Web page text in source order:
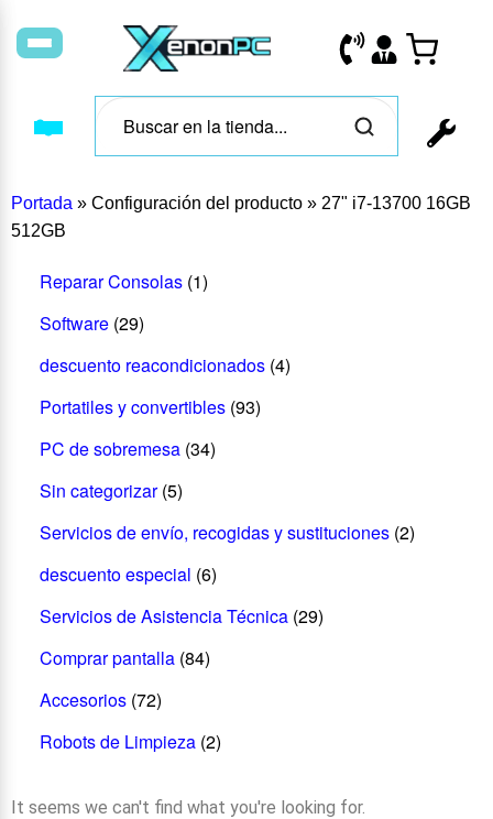
Portada » Configuración del producto » 27" i7-13700 16GB
512GB
Reparar Consolas (1)
Software (29)
descuento reacondicionados (4)
Portatiles y convertibles (93)
PC de sobremesa (34)
Sin categorizar (5)
Servicios de envío, recogidas y sustituciones (2)
descuento especial (6)
Servicios de Asistencia Técnica (29)
Comprar pantalla (84)
Accesorios (72)
Robots de Limpieza (2)
It seems we can't find what you're looking for.